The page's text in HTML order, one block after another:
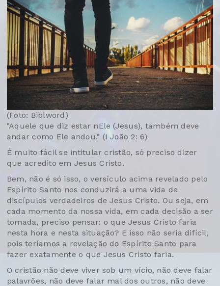
(Foto: Biblword)
"Aquele que diz estar nEle (Jesus), também deve
andar como Ele andou." (I João 2: 6)
É muito fácil se intitular cristão, só preciso dizer
que acredito em Jesus Cristo.
Bem, não é só isso, o versículo acima revelado pelo
Espírito Santo nos conduzirá a uma vida de
discípulos verdadeiros de Jesus Cristo. Ou seja, em
cada momento da nossa vida, em cada decisão a ser
tomada, preciso pensar: o que Jesus Cristo faria
nesta hora e nesta situação? E isso não seria difícil,
pois teríamos a revelação do Espírito Santo para
fazer exatamente o que Jesus Cristo faria.
O cristão não deve viver sob um vício, não deve falar
palavrões, não deve falar mal dos outros, não deve